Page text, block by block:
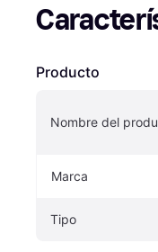
Producto
Nombre del
Marca
Tipo